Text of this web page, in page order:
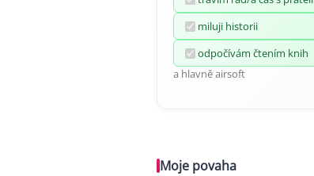
miluji historii
odpočívám čtením knih
a hlavně airsoft
Moje povaha